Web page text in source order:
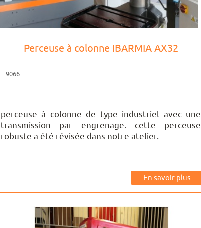
Perceuse à colonne IBARMIA AX32
9066
perceuse à colonne de type industriel avec une
transmission par engrenage. cette perceuse
robuste a été révisée dans notre atelier.
En savoir plus